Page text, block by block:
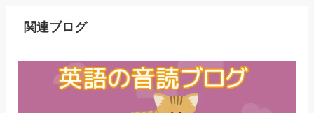
関連ブログ